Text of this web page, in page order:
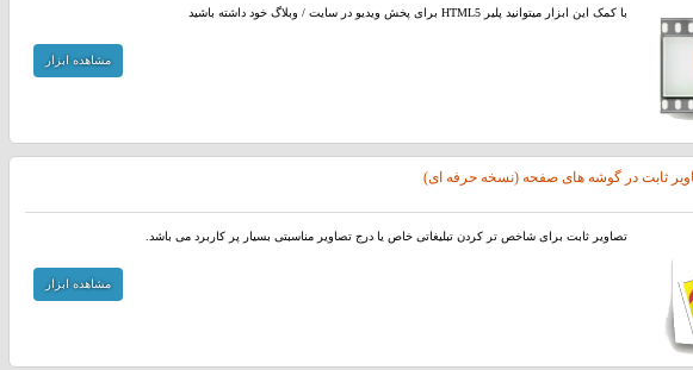
با کمک این ابزار میتوانید پلیر HTML5 برای پخش ویدیو در سایت / وبلاگ خود داشته باشید
مشاهده ابزار
ثابت در گوشه های صفحه (نسخه حرفه ای)
تصاویر ثابت برای شاخص تر کردن تبلیغاتی خاص یا درج تصاویر مناسبتی بسیار پر کاربرد می باشد.
مشاهده ابزار